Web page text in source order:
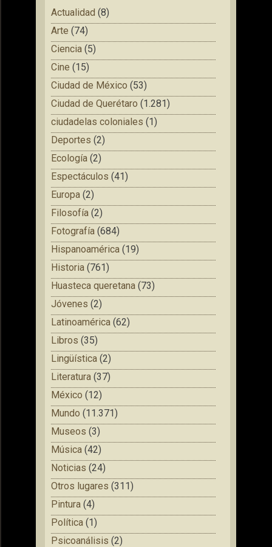
Actualidad (8)
Arte (74)
Ciencia (5)
Cine (15)
Ciudad de México (53)
Ciudad de Querétaro (1.281)
ciudadelas coloniales (1)
Deportes (2)
Ecología (2)
Espectáculos (41)
Europa (2)
Filosofía (2)
Fotografía (684)
Hispanoamérica (19)
Historia (761)
Huasteca queretana (73)
Jóvenes (2)
Latinoamérica (62)
Libros (35)
Lingüística (2)
Literatura (37)
México (12)
Mundo (11.371)
Museos (3)
Música (42)
Noticias (24)
Otros lugares (311)
Pintura (4)
Política (1)
Psicoanálisis (2)